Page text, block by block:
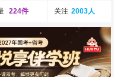
224件 关注 2003人